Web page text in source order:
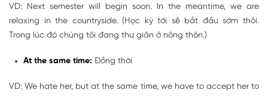
VD: Next semester will begin soon. In the meantime, we are
relaxing in the countryside. (Học kỳ tới sẽ bắt đầu sớm thôi.
Trong lúc đó chúng tôi đang thư giãn ở nông thôn.)
At the same time: Đồng thời
VD: We hate her, but at the same time, we have to accept her to